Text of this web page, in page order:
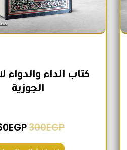
كتاب الداء والدواء
الجوزية
300EGP
EGP